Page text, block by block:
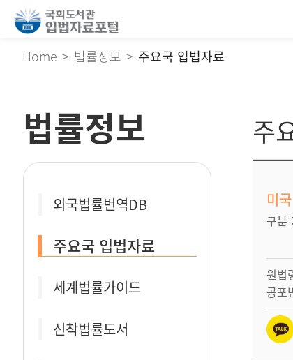
Home 법률정보 주요국 입법자료
법률정보
외국법률번역DB
주요국 입법자료
세계법률가이드
신착법률도서
주
미국
구분
원법
공포